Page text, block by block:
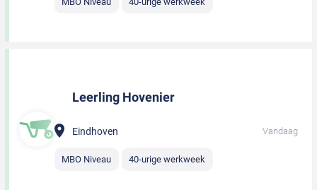
Leerling Hovenier
Eindhoven Vandaag
MBO Niveau 40-urige werkweek